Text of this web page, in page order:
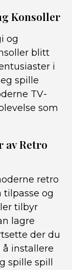
Konsoller
og
blitt
i
spille
TV-
som
av Retro
retro
og
tilbyr
lagre
der du
installere
spille spill